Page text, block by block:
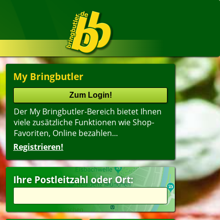
My Bringbutler
Der My Bringbutler-Bereich bietet Ihnen
viele zusätzliche Funktionen wie Shop-
Favoriten, Online bezahlen...
Registrieren!
Ihre Postleitzahl oder Ort: